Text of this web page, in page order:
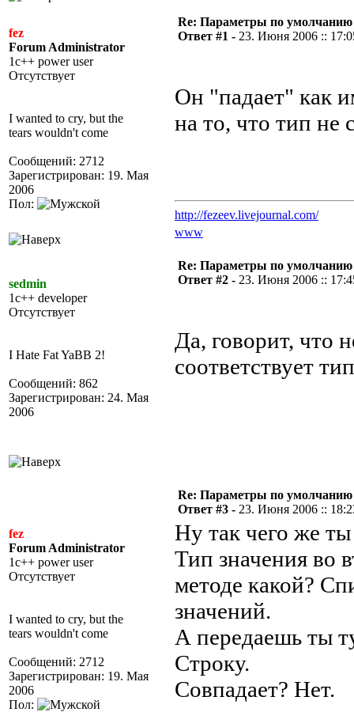
fez
Forum Administrator
1c++ power user
Отсутствует
I wanted to cry, but the
tears wouldn't come
Сообщений: 2712
Зарегистрирован: 19. Мая
2006
Пол:
Re: Параметры по умолчанию
Ответ #1 - 23. Июня 2006 ::
Он "падает" как
на то, что тип не
http://fezeev.livejournal.com/
www
sedmin
1c++ developer
Отсутствует
I Hate Fat YaBB 2!
Сообщений: 862
Зарегистрирован: 24. Мая
2006
Re: Параметры по умолчанию
Ответ #2 - 23. Июня 2006 ::
Да, говорит, что
соответствует
fez
Forum Administrator
1c++ power user
Отсутствует
I wanted to cry, but the
tears wouldn't come
Сообщений: 2712
Зарегистрирован: 19. Мая
2006
Пол:
Re: Параметры по умолчанию
Ответ #3 - 23. Июня 2006 ::
Ну так чего же ты
Тип значения во
методе какой?
значений.
А передаешь ты
Строку.
Совпадает? Нет.